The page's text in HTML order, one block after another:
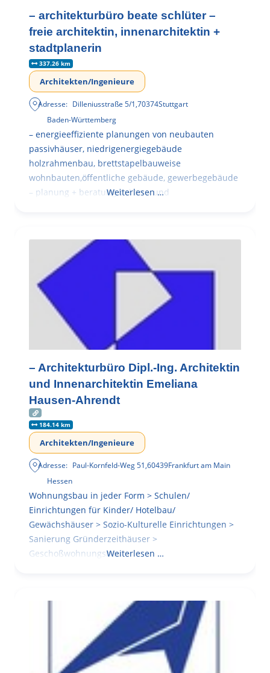
– architekturbüro beate schlüter –
freie architektin, innenarchitektin +
stadtplanerin
337.26 km
Architekten/Ingenieure
Adresse: Dilleniusstraße 5/1,70374Stuttgart
Baden-Württemberg
– energieeffiziente planungen von neubauten
passivhäuser, niedrigenergiegebäude
holzrahmenbau, brettstapelbauweise
wohnbauten,öffentliche gebäude, gewerbegebäude
– planung + beratung bei an – und
Weiterlesen …
– Architekturbüro Dipl.-Ing. Architektin
und Innenarchitektin Emeliana
Hausen-Ahrendt
184.14 km
Architekten/Ingenieure
Adresse: Paul-Kornfeld-Weg 51,60439Frankfurt am Main
Hessen
Wohnungsbau in jeder Form > Schulen/
Einrichtungen für Kinder/ Hotelbau/
Gewächshäuser > Sozio-Kulturelle Einrichtungen >
Sanierung Gründerzeithäuser >
GeschoßwohnungsbauWeiterlesen …